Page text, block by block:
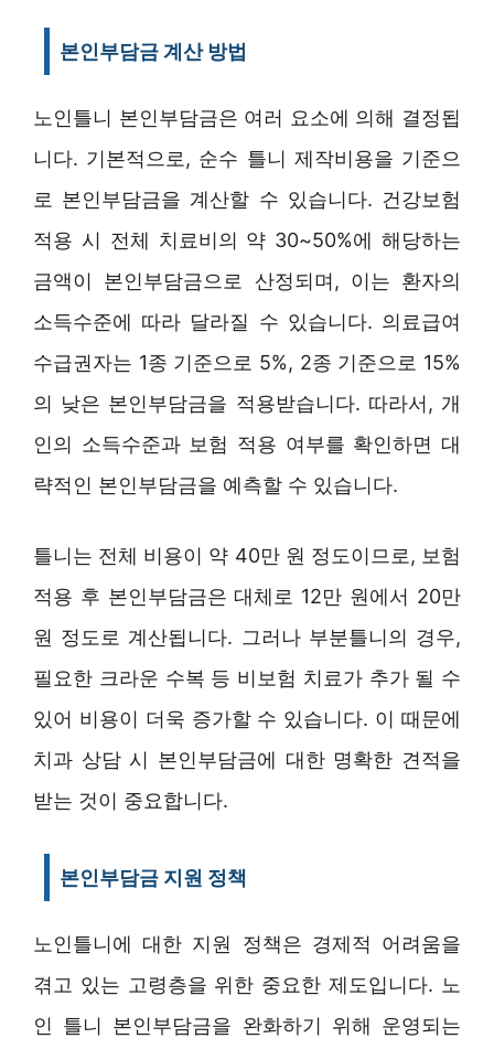
본인부담금 계산 방법
노인틀니 본인부담금은 여러 요소에 의해 결정됩
니다. 기본적으로, 순수 틀니 제작비용을 기준으
로 본인부담금을 계산할 수 있습니다. 건강보험
적용 시 전체 치료비의 약 30~50%에 해당하는
금액이 본인부담금으로 산정되며, 이는 환자의
소득수준에 따라 달라질 수 있습니다. 의료급여
수급권자는 1종 기준으로 5%, 2종 기준으로 15%
의 낮은 본인부담금을 적용받습니다. 따라서, 개
인의 소득수준과 보험 적용 여부를 확인하면 대
략적인 본인부담금을 예측할 수 있습니다.
틀니는 전체 비용이 약 40만 원 정도이므로, 보험
적용 후 본인부담금은 대체로 12만 원에서 20만
원 정도로 계산됩니다. 그러나 부분틀니의 경우,
필요한 크라운 수복 등 비보험 치료가 추가 될 수
있어 비용이 더욱 증가할 수 있습니다. 이 때문에
치과 상담 시 본인부담금에 대한 명확한 견적을
받는 것이 중요합니다.
본인부담금 지원 정책
노인틀니에 대한 지원 정책은 경제적 어려움을
겪고 있는 고령층을 위한 중요한 제도입니다. 노
인 틀니 본인부담금을 완화하기 위해 운영되는